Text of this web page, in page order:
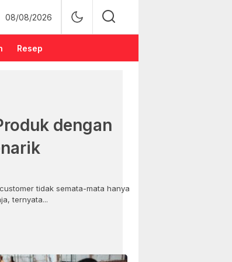
08/08/2026
Resep
dengan
tidak semata-mata hanya
ternyata...